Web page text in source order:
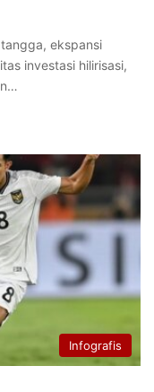
ekspansi
investasi hilirisasi,
Infografis